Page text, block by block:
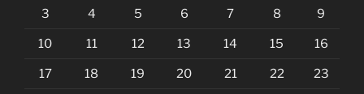
3 4 5 6 7 8 9
10 11 12 13 14 15 16
17 18 19 20 21 22 23